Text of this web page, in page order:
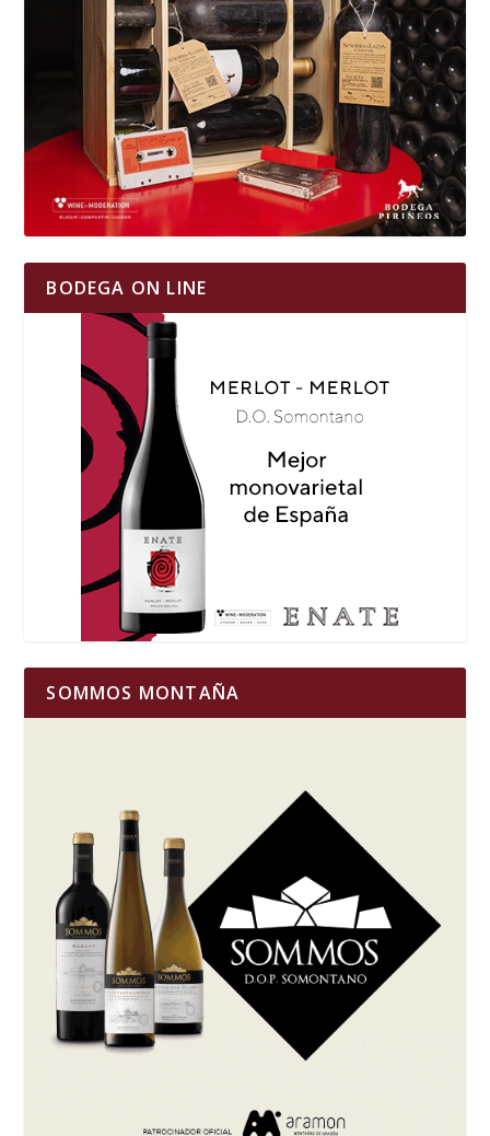
BODEGA ON LINE
SOMMOS MONTAÑA